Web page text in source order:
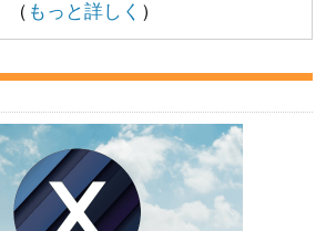
（ もっと詳しく ）